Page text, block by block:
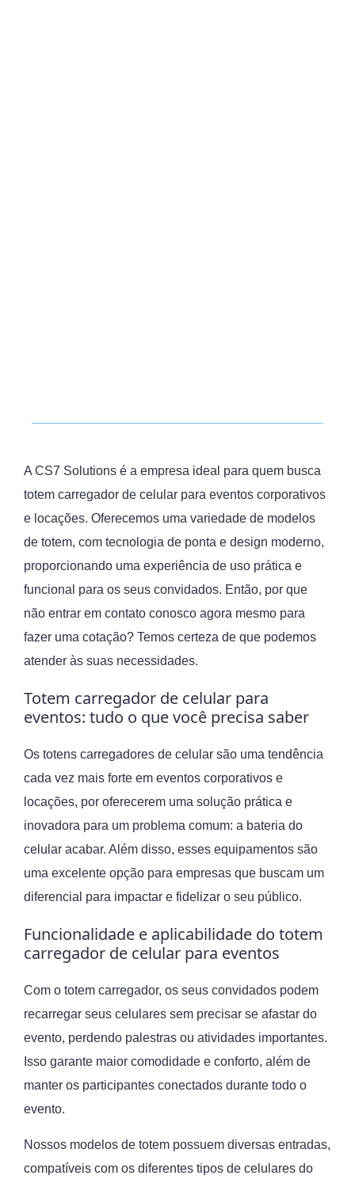
A CS7 Solutions é a empresa ideal para quem busca
totem carregador de celular para eventos corporativos
e locações. Oferecemos uma variedade de modelos
de totem, com tecnologia de ponta e design moderno,
proporcionando uma experiência de uso prática e
funcional para os seus convidados. Então, por que
não entrar em contato conosco agora mesmo para
fazer uma cotação? Temos certeza de que podemos
atender às suas necessidades.
Totem carregador de celular para
eventos: tudo o que você precisa saber
Os totens carregadores de celular são uma tendência
cada vez mais forte em eventos corporativos e
locações, por oferecerem uma solução prática e
inovadora para um problema comum: a bateria do
celular acabar. Além disso, esses equipamentos são
uma excelente opção para empresas que buscam um
diferencial para impactar e fidelizar o seu público.
Funcionalidade e aplicabilidade do totem
carregador de celular para eventos
Com o totem carregador, os seus convidados podem
recarregar seus celulares sem precisar se afastar do
evento, perdendo palestras ou atividades importantes.
Isso garante maior comodidade e conforto, além de
manter os participantes conectados durante todo o
evento.
Nossos modelos de totem possuem diversas entradas,
compatíveis com os diferentes tipos de celulares do